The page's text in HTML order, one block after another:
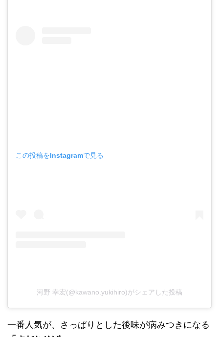
この投稿をInstagramで見る
河野 幸宏(@kawano.yukihiro)がシェアした投稿
一番人気が、さっぱりとした後味が病みつきになる